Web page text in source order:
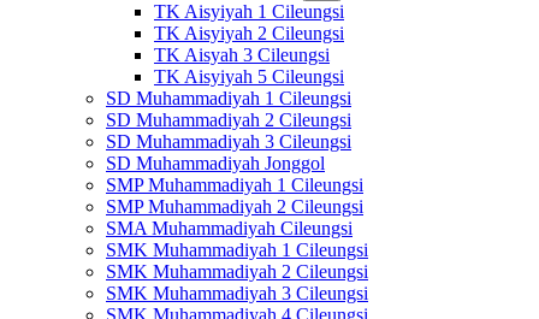
TK Aisyiyah 1 Cileungsi
TK Aisyiyah 2 Cileungsi
TK Aisyah 3 Cileungsi
TK Aisyiyah 5 Cileungsi
SD Muhammadiyah 1 Cileungsi
SD Muhammadiyah 2 Cileungsi
SD Muhammadiyah 3 Cileungsi
SD Muhammadiyah Jonggol
SMP Muhammadiyah 1 Cileungsi
SMP Muhammadiyah 2 Cileungsi
SMA Muhammadiyah Cileungsi
SMK Muhammadiyah 1 Cileungsi
SMK Muhammadiyah 2 Cileungsi
SMK Muhammadiyah 3 Cileungsi
SMK Muhammadiyah 4 Cileungsi